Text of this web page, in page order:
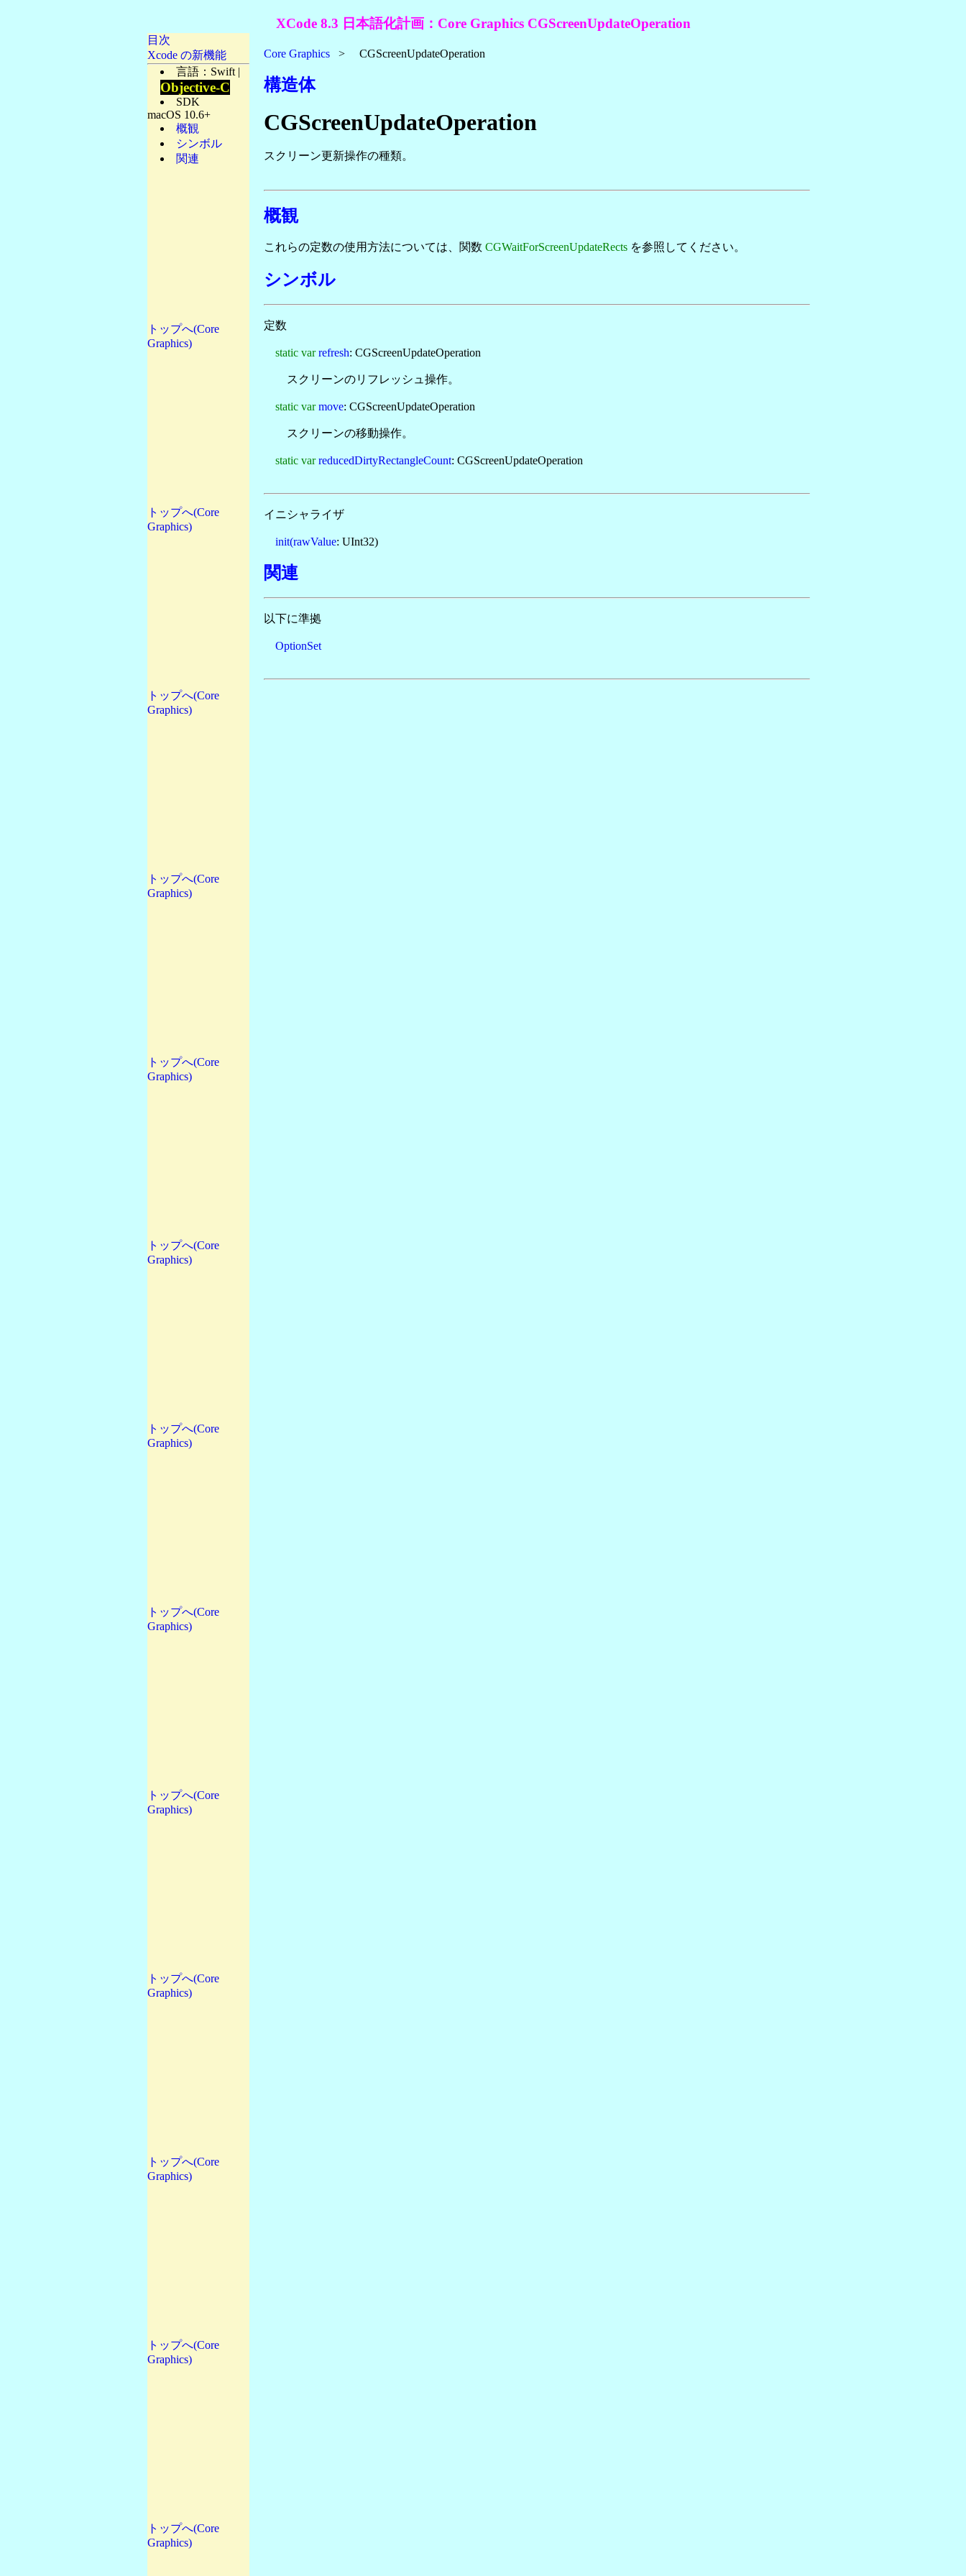
XCode 8.3 日本語化計画：Core Graphics CGScreenUpdateOperation
Core Graphics > CGScreenUpdateOperation
構造体
CGScreenUpdateOperation
スクリーン更新操作の種類。
概観
これらの定数の使用方法については、関数 CGWaitForScreenUpdateRects を参照してください。
シンボル
定数
static var refresh: CGScreenUpdateOperation
スクリーンのリフレッシュ操作。
static var move: CGScreenUpdateOperation
スクリーンの移動操作。
static var reducedDirtyRectangleCount: CGScreenUpdateOperation
イニシャライザ
init(rawValue: UInt32)
関連
以下に準拠
OptionSet
目次
Xcode の新機能
言語：Swift |
Objective-C
SDK
macOS 10.6+
概観
シンボル
関連
トップへ(Core
Graphics)
トップへ(Core
Graphics)
トップへ(Core
Graphics)
トップへ(Core
Graphics)
トップへ(Core
Graphics)
トップへ(Core
Graphics)
トップへ(Core
Graphics)
トップへ(Core
Graphics)
トップへ(Core
Graphics)
トップへ(Core
Graphics)
トップへ(Core
Graphics)
トップへ(Core
Graphics)
トップへ(Core
Graphics)